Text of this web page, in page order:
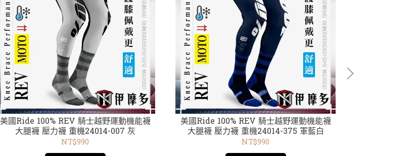
美國Ride 100% REV 騎士越野運動機能襪
大腿襪 壓力襪 重機24014-007 灰
NT$990
美國Ride 100% REV 騎士越野運動機能襪
大腿襪 壓力襪 重機24014-375 軍藍白
NT$990